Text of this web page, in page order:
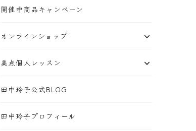
開催中商品キャンペーン
オンラインショップ
美点個人レッスン
田中玲子公式BLOG
田中玲子プロフィール